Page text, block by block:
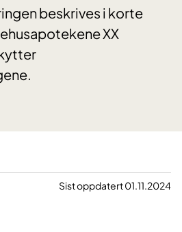
beskrives i korte
XX
Sist oppdatert 01.11.2024